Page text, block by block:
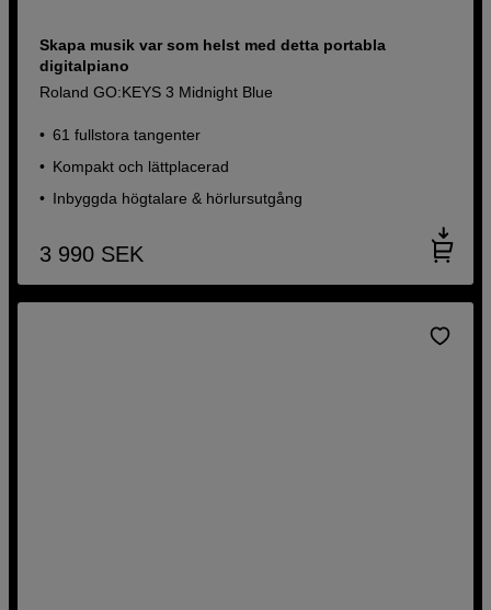
Skapa musik var som helst med detta portabla
digitalpiano
Roland GO:KEYS 3 Midnight Blue
61 fullstora tangenter
Kompakt och lättplacerad
Inbyggda högtalare & hörlursutgång
3 990 SEK